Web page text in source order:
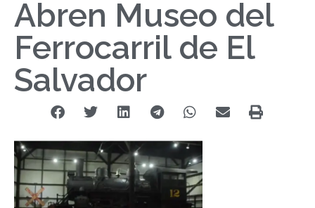
Abren Museo del
Ferrocarril de El
Salvador